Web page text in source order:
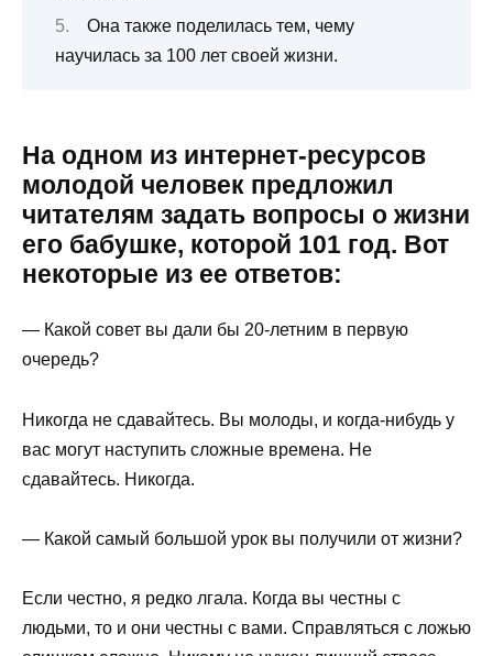
Она также поделилась тем, чему
научилась за 100 лет своей жизни.
На одном из интернет-ресурсов
молодой человек предложил
читателям задать вопросы о жизни
его бабушке, которой 101 год. Вот
некоторые из ее ответов:
— Какой совет вы дали бы 20-летним в первую
очередь?
Никогда не сдавайтесь. Вы молоды, и когда-нибудь у
вас могут наступить сложные времена. Не
сдавайтесь. Никогда.
— Какой самый большой урок вы получили от жизни?
Если честно, я редко лгала. Когда вы честны с
людьми, то и они честны с вами. Справляться с ложью